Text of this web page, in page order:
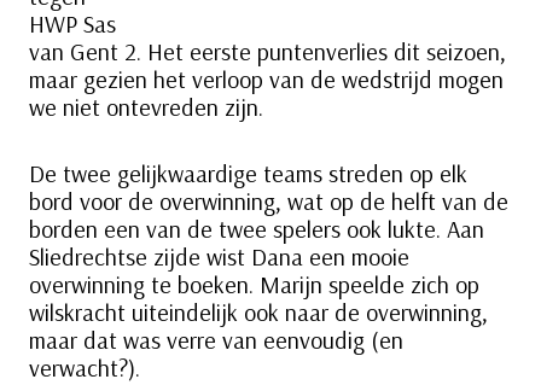
HWP Sas
van Gent 2. Het eerste puntenverlies dit seizoen,
maar gezien het verloop van de wedstrijd mogen
we niet ontevreden zijn.
De twee gelijkwaardige teams streden op elk
bord voor de overwinning, wat op de helft van de
borden een van de twee spelers ook lukte. Aan
Sliedrechtse zijde wist Dana een mooie
overwinning te boeken. Marijn speelde zich op
wilskracht uiteindelijk ook naar de overwinning,
maar dat was verre van eenvoudig (en
verwacht?).